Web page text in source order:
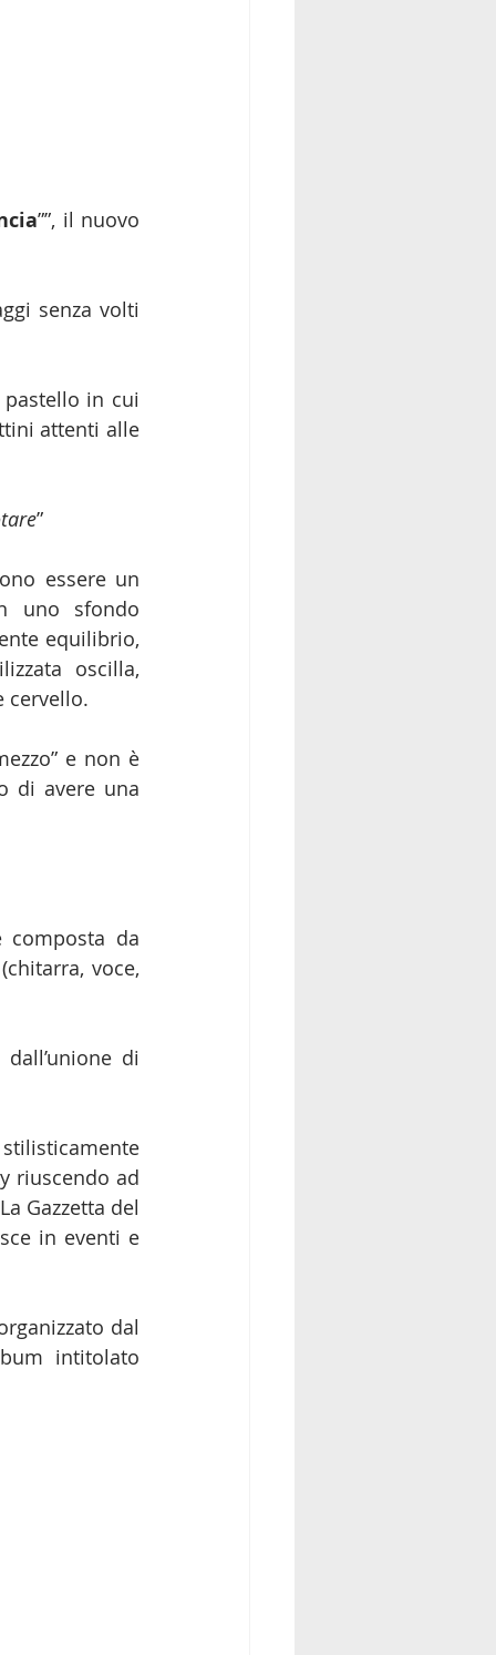
””, il nuovo
senza volti
in cui
attenti alle
”
essere un
uno sfondo
equilibrio,
oscilla,
cervello.
e non è
di avere una
voce,
di
riuscendo ad
Gazzetta del
in eventi e
dal
intitolato